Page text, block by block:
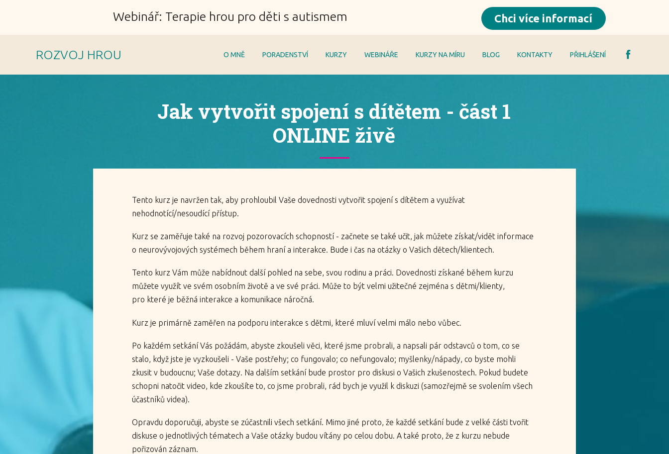
Webinář: Terapie hrou pro děti s autismem Chci více informací
ROZVOJ HROU O MNĚ PORADENSTVÍ KURZY WEBINÁŘE KURZY NA MÍRU BLOG KONTAKTY PŘIHLÁŠENÍ
Jak vytvořit spojení s dítětem - část 1
ONLINE živě
Tento kurz je navržen tak, aby prohloubil Vaše dovednosti vytvořit spojení s dítětem a využívat
nehodnotící/nesoudící přístup.
Kurz se zaměřuje také na rozvoj pozorovacích schopností - začnete se také učit, jak můžete získat/vidět informace
o neurovývojových systémech během hraní a interakce. Bude i čas na otázky o Vašich dětech/klientech.
Tento kurz Vám může nabídnout další pohled na sebe, svou rodinu a práci. Dovednosti získané během kurzu
můžete využít ve svém osobním životě a ve své práci. Může to být velmi užitečné zejména s dětmi/klienty,
pro které je běžná interakce a komunikace náročná.
Kurz je primárně zaměřen na podporu interakce s dětmi, které mluví velmi málo nebo vůbec.
Po každém setkání Vás požádám, abyste zkoušeli věci, které jsme probrali, a napsali pár odstavců o tom, co se
stalo, když jste je vyzkoušeli - Vaše postřehy; co fungovalo; co nefungovalo; myšlenky/nápady, co byste mohli
zkusit v budoucnu; Vaše dotazy. Na dalším setkání bude prostor pro diskusi o Vašich zkušenostech. Pokud budete
schopni natočit video, kde zkoušíte to, co jsme probrali, rád bych je využil k diskuzi (samozřejmě se svolením všech
účastníků videa).
Opravdu doporučuji, abyste se zúčastnili všech setkání. Mimo jiné proto, že každé setkání bude z velké části tvořit
diskuse o jednotlivých tématech a Vaše otázky budou vítány po celou dobu. A také proto, že z kurzu nebude
pořizován záznam.